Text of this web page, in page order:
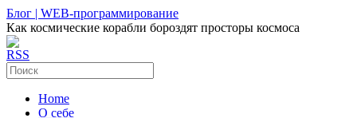
Блог | WEB-программирование
Как космические корабли бороздят просторы космоса
RSS
Home
О себе